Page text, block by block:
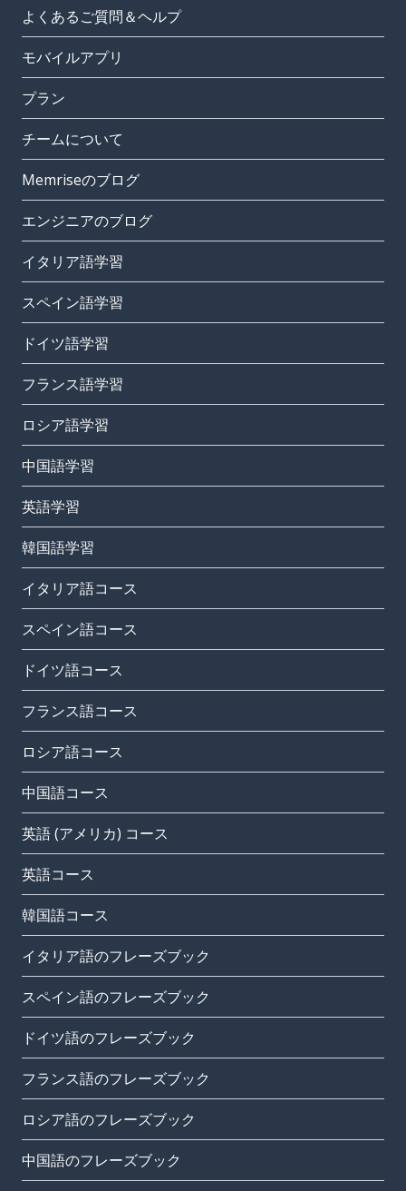
よくあるご質問＆ヘルプ
モバイルアプリ
プラン
チームについて
Memriseのブログ
エンジニアのブログ
イタリア語学習
スペイン語学習
ドイツ語学習
フランス語学習
ロシア語学習
中国語学習
英語学習
韓国語学習
イタリア語コース
スペイン語コース
ドイツ語コース
フランス語コース
ロシア語コース
中国語コース
英語 (アメリカ) コース
英語コース
韓国語コース
イタリア語のフレーズブック
スペイン語のフレーズブック
ドイツ語のフレーズブック
フランス語のフレーズブック
ロシア語のフレーズブック
中国語のフレーズブック